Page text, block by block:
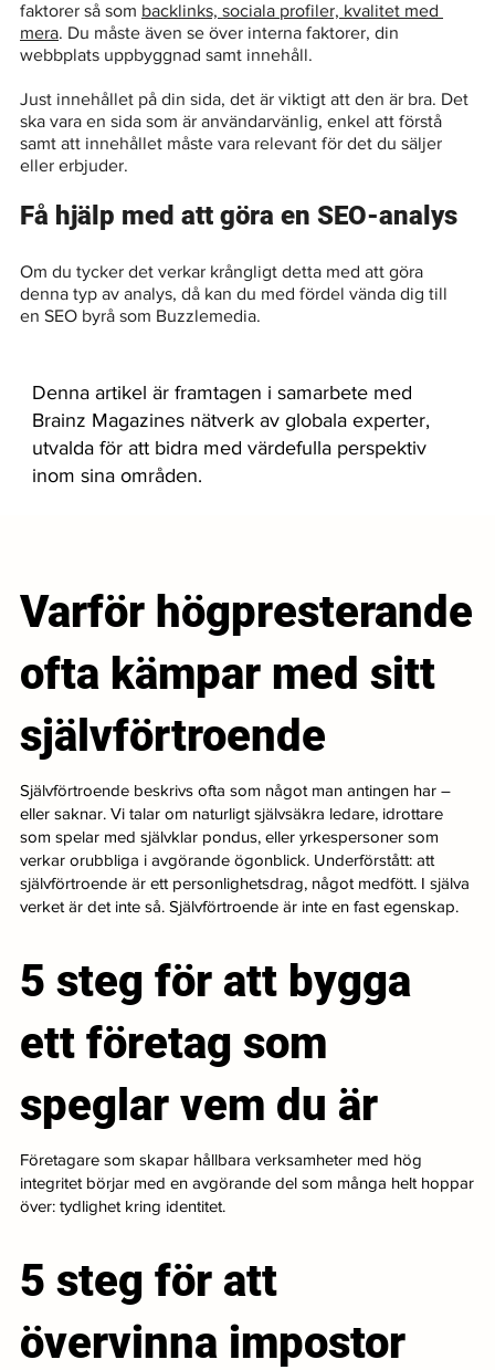
faktorer så som backlinks, sociala profiler, kvalitet med
mera. Du måste även se över interna faktorer, din
webbplats uppbyggnad samt innehåll.
Just innehållet på din sida, det är viktigt att den är bra. Det
ska vara en sida som är användarvänlig, enkel att förstå
samt att innehållet måste vara relevant för det du säljer
eller erbjuder.
Få hjälp med att göra en SEO-analys
Om du tycker det verkar krångligt detta med att göra
denna typ av analys, då kan du med fördel vända dig till
en SEO byrå som Buzzlemedia.
Denna artikel är framtagen i samarbete med
Brainz Magazines nätverk av globala experter,
utvalda för att bidra med värdefulla perspektiv
inom sina områden.
Varför högpresterande
ofta kämpar med sitt
självförtroende
Självförtroende beskrivs ofta som något man antingen har –
eller saknar. Vi talar om naturligt självsäkra ledare, idrottare
som spelar med självklar pondus, eller yrkespersoner som
verkar orubbliga i avgörande ögonblick. Underförstått: att
självförtroende är ett personlighetsdrag, något medfött. I själva
verket är det inte så. Självförtroende är inte en fast egenskap.
5 steg för att bygga
ett företag som
speglar vem du är
Företagare som skapar hållbara verksamheter med hög
integritet börjar med en avgörande del som många helt hoppar
över: tydlighet kring identitet.
5 steg för att
övervinna impostor